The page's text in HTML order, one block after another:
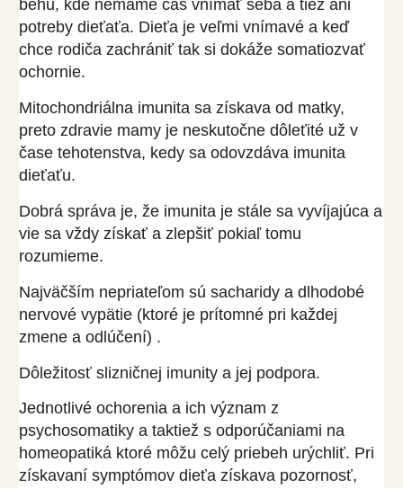
behu, kde nemáme čas vnímať seba a tiež ani
potreby dieťaťa. Dieťa je veľmi vnímavé a keď
chce rodiča zachrániť tak si dokáže somatiozvať
ochornie.
Mitochondriálna imunita sa získava od matky,
preto zdravie mamy je neskutočne dôleťité už v
čase tehotenstva, kedy sa odovzdáva imunita
dieťaťu.
Dobrá správa je, že imunita je stále sa vyvíjajúca a
vie sa vždy získať a zlepšiť pokiaľ tomu
rozumieme.
Najväčším nepriateľom sú sacharidy a dlhodobé
nervové vypätie (ktoré je prítomné pri každej
zmene a odlúčení) .
Dôležitosť slizničnej imunity a jej podpora.
Jednotlivé ochorenia a ich význam z
psychosomatiky a taktiež s odporúčaniami na
homeopatiká ktoré môžu celý priebeh urýchliť. Pri
získavaní symptómov dieťa získava pozornosť,